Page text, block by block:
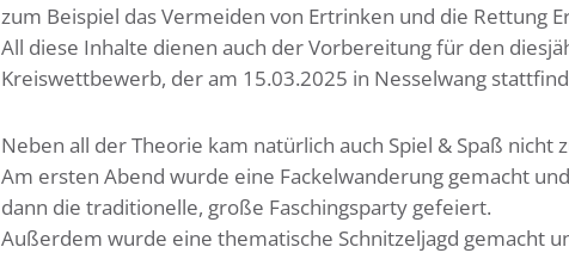
zum Beispiel das Vermeiden von Ertrinken und die Rettung
All diese Inhalte dienen auch der Vorbereitung für den
Kreiswettbewerb, der am 15.03.2025 in Nesselwang
Neben all der Theorie kam natürlich auch Spiel & Spaß nicht
Am ersten Abend wurde eine Fackelwanderung gemacht
dann die traditionelle, große Faschingsparty gefeiert.
Außerdem wurde eine thematische Schnitzeljagd gemacht